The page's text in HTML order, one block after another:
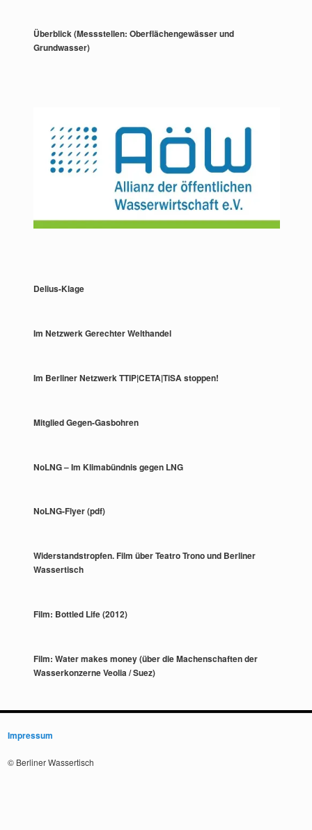
Überblick (Messstellen: Oberflächengewässer und
Grundwasser)
Delius-Klage
Im Netzwerk Gerechter Welthandel
Im Berliner Netzwerk TTIP|CETA|TiSA stoppen!
Mitglied Gegen-Gasbohren
NoLNG – Im Klimabündnis gegen LNG
NoLNG-Flyer (pdf)
Widerstandstropfen. Film über Teatro Trono und Berliner
Wassertisch
Film: Bottled Life (2012)
Film: Water makes money (über die Machenschaften der
Wasserkonzerne Veolia / Suez)
Impressum
© Berliner Wassertisch